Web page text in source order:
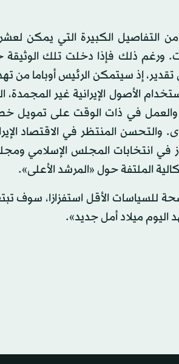
التفاصيل الكبيرة التي يمكن
ورغم ذلك فإذا دخلت تلك الوثيقة
إذ سيتمكن الرئيس أوباما من
الأصول الإيرانية غير المجمدة،
الإيراني المنهك، والعمل في ذات الوقت على
والتحسن المنتظر في الاقتصاد
في انتخابات المجلس الإسلامي
الملتفة حول «المرشد الأعلى».
للسياسات الأقل استفزازا، سوف
اليوم ميلاد أمل جديد».